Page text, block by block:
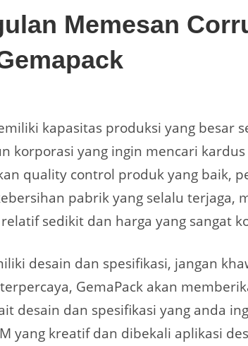
Memesan
kapasitas produksi yang besar
korporasi yang ingin mencari
quality control produk yang baik,
pabrik yang selalu terjaga,
sedikit dan harga yang sangat
desain dan spesifikasi, jangan
GemaPack akan
desain dan spesifikasi yang anda
yang kreatif dan dibekali aplikasi